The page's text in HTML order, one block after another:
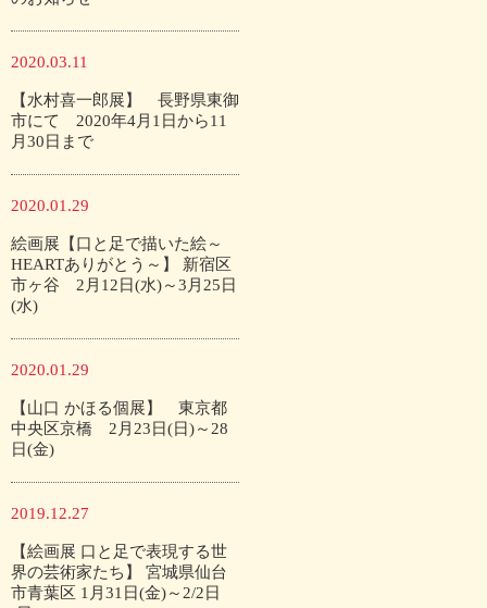
2020.03.11
【水村喜一郎展】 長野県東御
市にて 2020年4月1日から11
月30日まで
2020.01.29
絵画展【口と足で描いた絵～
HEARTありがとう～】 新宿区
市ヶ谷 2月12日(水)～3月25日
(水)
2020.01.29
【山口 かほる個展】 東京都
中央区京橋 2月23日(日)～28
日(金)
2019.12.27
【絵画展 口と足で表現する世
界の芸術家たち】 宮城県仙台
市青葉区 1月31日(金)～2/2日